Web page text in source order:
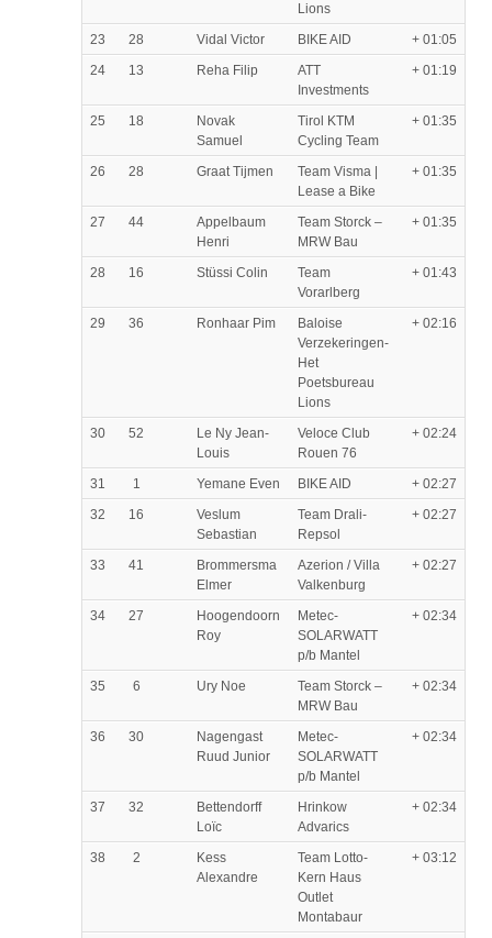
Lions
23 28 Vidal Victor BIKE AID
+ 01:05
24
13 Reha Filip
ATT
Investments
+ 01:19
25 18
Novak
Samuel
Tirol KTM
Cycling Team
+ 01:35
26 28 Graat Tijmen
Team Visma |
Lease a Bike
+ 01:35
27 44
Appelbaum
Henri
Team Storck –
MRW Bau
+ 01:35
28 16 Stüssi Colin
Team
Vorarlberg
+ 01:43
29 36 Ronhaar Pim
Baloise
Verzekeringen-
Het
Poetsbureau
Lions
+ 02:16
30 52
Le Ny Jean-
Louis
Veloce Club
Rouen 76
+ 02:24
31 1 Yemane Even BIKE AID
+ 02:27
32
16
Veslum
Sebastian
Team Drali-
Repsol
+ 02:27
33 41
Brommersma
Elmer
Azerion / Villa
Valkenburg
+ 02:27
34 27
Hoogendoorn
Roy
Metec-
SOLARWATT
p/b Mantel
+ 02:34
35 6 Ury Noe
Team Storck –
MRW Bau
+ 02:34
36 30
Nagengast
Ruud Junior
Metec-
SOLARWATT
p/b Mantel
+ 02:34
37 32
Bettendorff
Loïc
Hrinkow
Advarics
+ 02:34
38 2
Kess
Alexandre
Team Lotto-
Kern Haus
Outlet
Montabaur
+ 03:12